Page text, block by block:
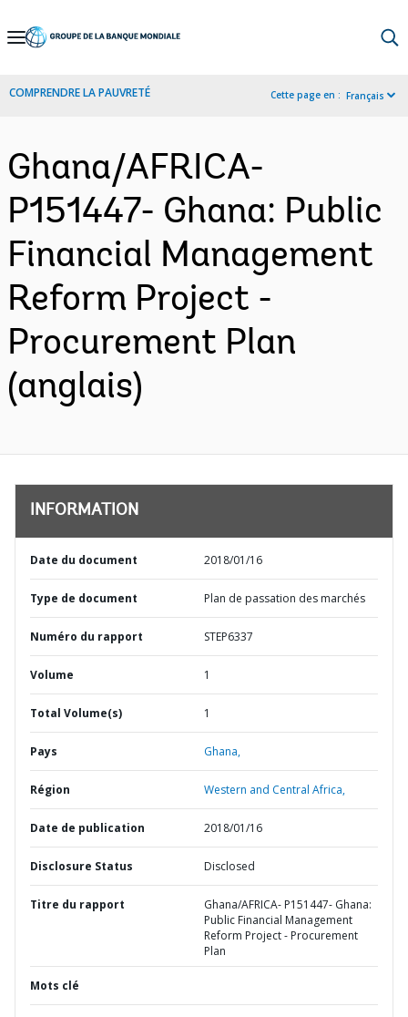
Skip
Navigation
COMPRENDRE LA PAUVRETÉ Cette page en : Français
Ghana/AFRICA-
P151447- Ghana: Public
Financial Management
Reform Project -
Procurement Plan
(anglais)
INFORMATION
Date du document 2018/01/16
Type de document Plan de passation des marchés
Numéro du rapport STEP6337
Volume 1
Total Volume(s) 1
Pays Ghana,
Région Western and Central Africa,
Date de publication 2018/01/16
Disclosure Status Disclosed
Titre du rapport
Ghana/AFRICA- P151447- Ghana:
Public Financial Management
Reform Project - Procurement
Plan
Mots clé